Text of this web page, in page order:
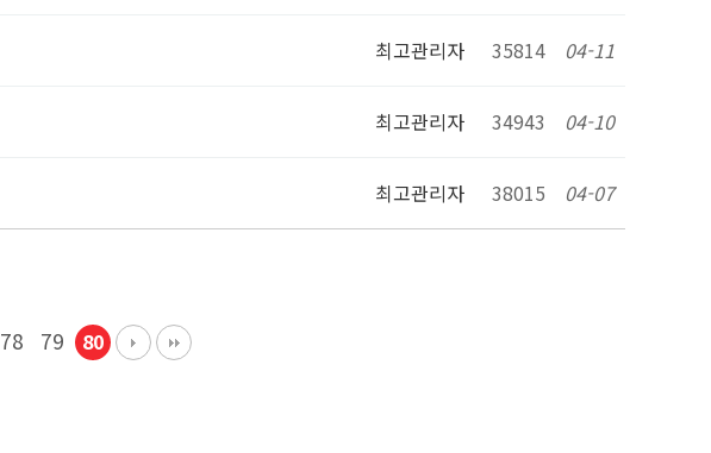
최고관리자 35814 04-11
최고관리자 34943 04-10
최고관리자 38015 04-07
78 79 80